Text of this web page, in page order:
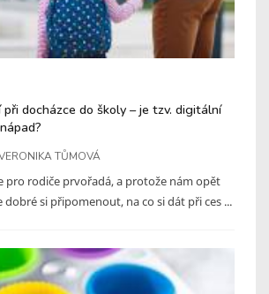
docházce do školy – je tzv. digitální
TŮMOVÁ
pro rodiče prvořadá, a protože nám opět
dobré si připomenout, na co si dát při ces ...